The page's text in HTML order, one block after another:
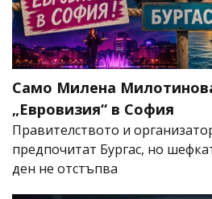
Само Милена
„Евровизия“ в София
Правителството и
предпочитат Бургас, но
ден не отстъпва